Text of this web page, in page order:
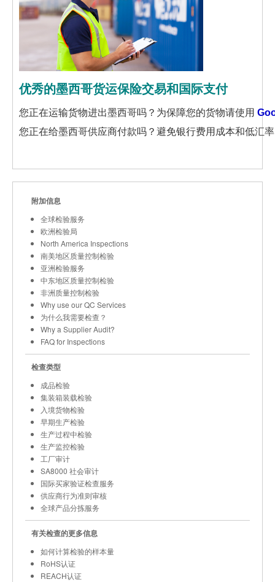
优秀的墨西哥货运保险交易和国际支付
您正在运输货物进出墨西哥吗？为保障您的货物请使用
您正在给墨西哥供应商付款吗？避免银行费用成本和低汇
附加信息
全球检验服务
欧洲检验局
North America Inspections
南美地区质量控制检验
亚洲检验服务
中东地区质量控制检验
非洲质量控制检验
Why use our QC Services
为什么我需要检查？
Why a Supplier Audit?
FAQ for Inspections
检查类型
成品检验
集装箱装载检验
入境货物检验
早期生产检验
生产过程中检验
生产监控检验
工厂审计
SA8000 社会审计
国际买家验证检查服务
供应商行为准则审核
全球产品分拣服务
有关检查的更多信息
如何计算检验的样本量
RoHS认证
REACH认证